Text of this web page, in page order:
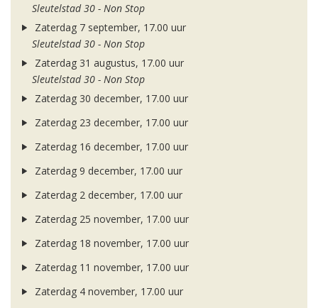
Sleutelstad 30 - Non Stop
Zaterdag 7 september, 17.00 uur
Sleutelstad 30 - Non Stop
Zaterdag 31 augustus, 17.00 uur
Sleutelstad 30 - Non Stop
Zaterdag 30 december, 17.00 uur
Zaterdag 23 december, 17.00 uur
Zaterdag 16 december, 17.00 uur
Zaterdag 9 december, 17.00 uur
Zaterdag 2 december, 17.00 uur
Zaterdag 25 november, 17.00 uur
Zaterdag 18 november, 17.00 uur
Zaterdag 11 november, 17.00 uur
Zaterdag 4 november, 17.00 uur